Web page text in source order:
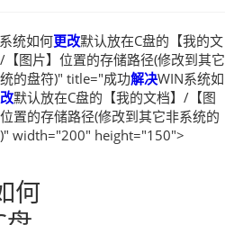
统如何更改默认放在C盘的【我的文
【图片】位置的存储路径(修改到其它
的盘符)" title="成功解决WIN系统如
默认放在C盘的【我的文档】/【图
置的存储路径(修改到其它非系统的
width="200" height="150">
何